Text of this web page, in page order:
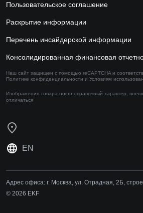
Пользовательское соглашение
Раскрытие информации
Перечень инсайдерской информации
Консолидированная финансовая
Наш сайт защищен с помощью reCAPTCHA и
Политике конфиденциальности и Условиям
Изображения товара носят справочный характер,
отличаться
EN
Адрес офиса: г. Москва, ул. Отрадная, 2Б,
© 2026 EKF